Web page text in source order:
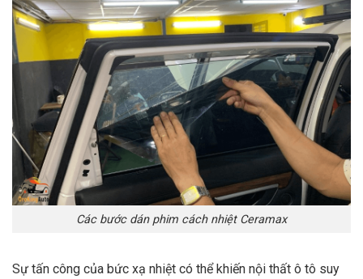
Các bước dán phim cách nhiệt Ceramax
Sự tấn công của bức xạ nhiệt có thể khiến nội thất ô tô suy